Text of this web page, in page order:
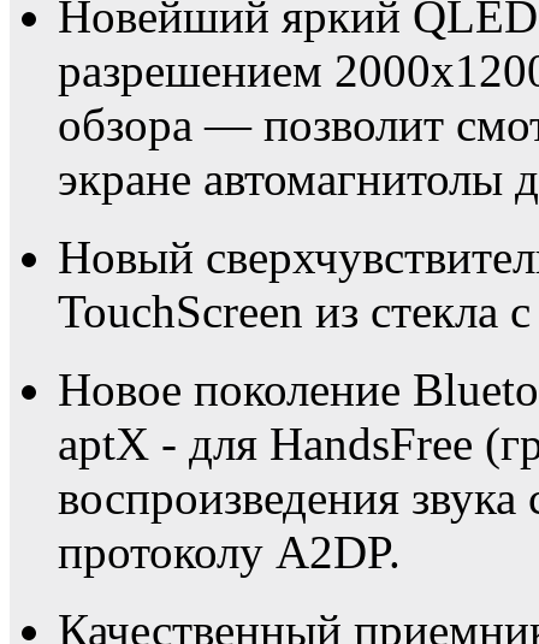
Новейший яркий
разрешением
обзора — позволит
экране
Новый
TouchScreen из стекла
Новое поколение
aptX - для HandsFree
воспроизведения
протоколу A2DP.
Качественный